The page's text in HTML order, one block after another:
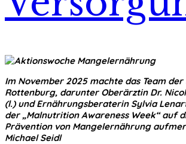
Im November 2025 machte das Team der
Rottenburg, darunter Oberärztin Dr.
(l.) und Ernährungsberaterin Sylvia
der „Malnutrition Awareness Week“ auf
Prävention von Mangelernährung
Michael Seidl